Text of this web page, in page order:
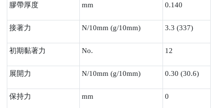
膠帶厚度 mm 0.140
接著力 N/10mm (g/10mm) 3.3 (337)
初期黏著力 No. 12
展開力 N/10mm (g/10mm) 0.30 (30.6)
保持力 mm 0